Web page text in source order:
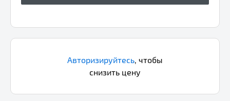
Авторизируйтесь, чтобы
снизить цену